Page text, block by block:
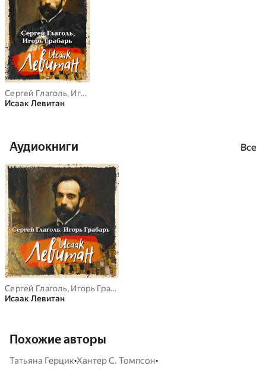
Сергей Глаголь, Игорь Грабарь
Исаак Левитан
Аудиокниги Все
Сергей Глаголь, Игорь Грабарь
Исаак Левитан
Похожие авторы
Татьяна Герцик•Хантер С. Томпсон•